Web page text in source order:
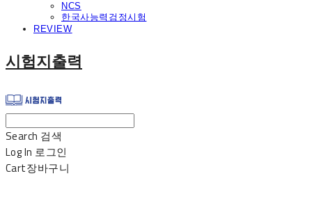
NCS
한국사능력검정시험
REVIEW
시험지출력
Search 검색
Log In 로그인
Cart장바구니